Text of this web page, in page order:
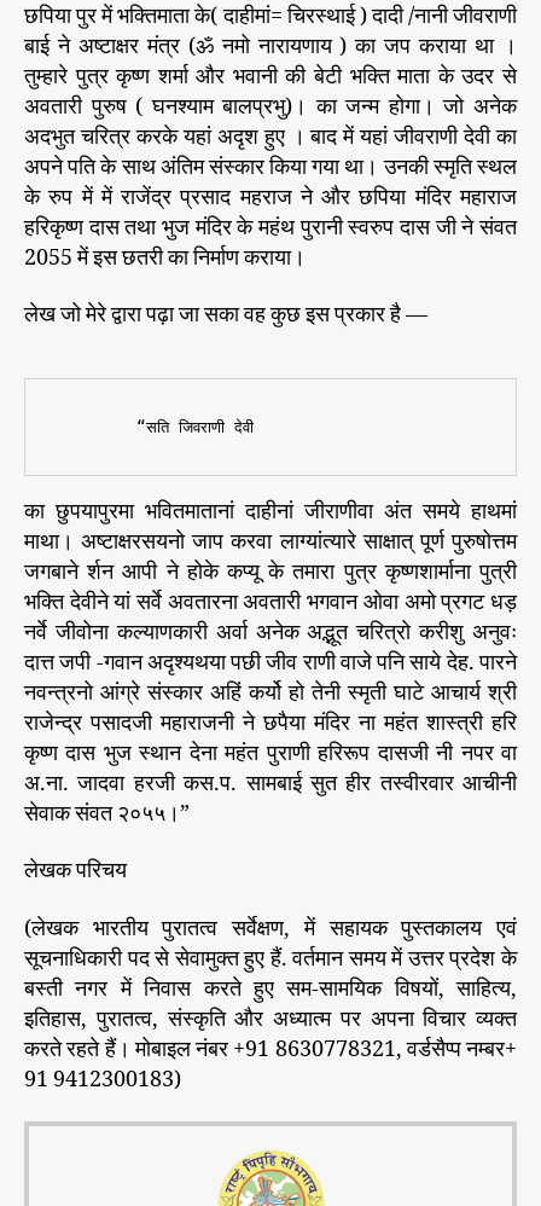
छपिया पुर में भक्तिमाता के( दाहीमां= चिरस्थाई ) दादी /नानी जीवराणी
बाई ने अष्टाक्षर मंत्र (ॐ नमो नारायणाय ) का जप कराया था ।
तुम्हारे पुत्र कृष्ण शर्मा और भवानी की बेटी भक्ति माता के उदर से
अवतारी पुरुष ( घनश्याम बालप्रभु)। का जन्म होगा। जो अनेक
अदभुत चरित्र करके यहां अदृश हुए । बाद में यहां जीवराणी देवी का
अपने पति के साथ अंतिम संस्कार किया गया था। उनकी स्मृति स्थल
के रुप में में राजेंद्र प्रसाद महराज ने और छपिया मंदिर महाराज
हरिकृष्ण दास तथा भुज मंदिर के महंथ पुरानी स्वरुप दास जी ने संवत
2055 में इस छतरी का निर्माण कराया।
लेख जो मेरे द्वारा पढ़ा जा सका वह कुछ इस प्रकार है —
का छुपयापुरमा भवितमातानां दाहीनां जीराणीवा अंत समये हाथमां
माथा। अष्टाक्षरसयनो जाप करवा लाग्यांत्यारे साक्षात् पूर्ण पुरुषोत्तम
जगबाने र्शन आपी ने होके कप्यू के तमारा पुत्र कृष्णशार्माना पुत्री
भक्ति देवीने यां सर्वे अवतारना अवतारी भगवान ओवा अमो प्रगट धड़
नर्वे जीवोना कल्याणकारी अर्वा अनेक अद्भूत चरित्रो करीशु अनुवः
दात्त जपी -गवान अदृश्यथया पछी जीव राणी वाजे पनि साये देह. पारने
नवन्त्रनो आंग्रे संस्कार अहिं कर्यो हो तेनी स्मृती घाटे आचार्य श्री
राजेन्द्र पसादजी महाराजनी ने छपैया मंदिर ना महंत शास्त्री हरि
कृष्ण दास भुज स्थान देना महंत पुराणी हरिरूप दासजी नी नपर वा
अ.ना. जादवा हरजी कस.प. सामबाई सुत हीर तस्वीरवार आचीनी
सेवाक संवत २०५५।”
लेखक परिचय
(लेखक भारतीय पुरातत्व सर्वेक्षण, में सहायक पुस्तकालय एवं
सूचनाधिकारी पद से सेवामुक्त हुए हैं. वर्तमान समय में उत्तर प्रदेश के
बस्ती नगर में निवास करते हुए सम-सामयिक विषयों, साहित्य,
इतिहास, पुरातत्व, संस्कृति और अध्यात्म पर अपना विचार व्यक्त
करते रहते हैं। मोबाइल नंबर +91 8630778321, वर्डसैप्प नम्बर+
91 9412300183)